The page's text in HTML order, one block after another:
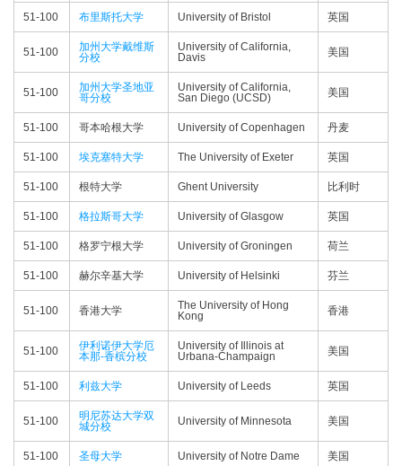
51-100 布里斯托大学 University of Bristol 英国
51-100
加州大学戴维斯
分校
University of California,
Davis
美国
51-100
加州大学圣地亚
哥分校
University of California,
San Diego (UCSD)
美国
51-100 哥本哈根大学 University of Copenhagen 丹麦
51-100 埃克塞特大学 The University of Exeter 英国
51-100 根特大学 Ghent University 比利时
51-100 格拉斯哥大学 University of Glasgow 英国
51-100 格罗宁根大学 University of Groningen 荷兰
51-100 赫尔辛基大学 University of Helsinki 芬兰
51-100 香港大学
The University of Hong
Kong
香港
51-100
伊利诺伊大学厄
本那-香槟分校
University of Illinois at
Urbana-Champaign
美国
51-100 利兹大学 University of Leeds 英国
51-100
明尼苏达大学双
城分校
University of Minnesota 美国
51-100 圣母大学 University of Notre Dame 美国